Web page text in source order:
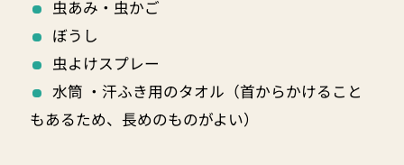
虫あみ・虫かご
ぼうし
虫よけスプレー
水筒 ・汗ふき用のタオル（首からかけること
もあるため、長めのものがよい）